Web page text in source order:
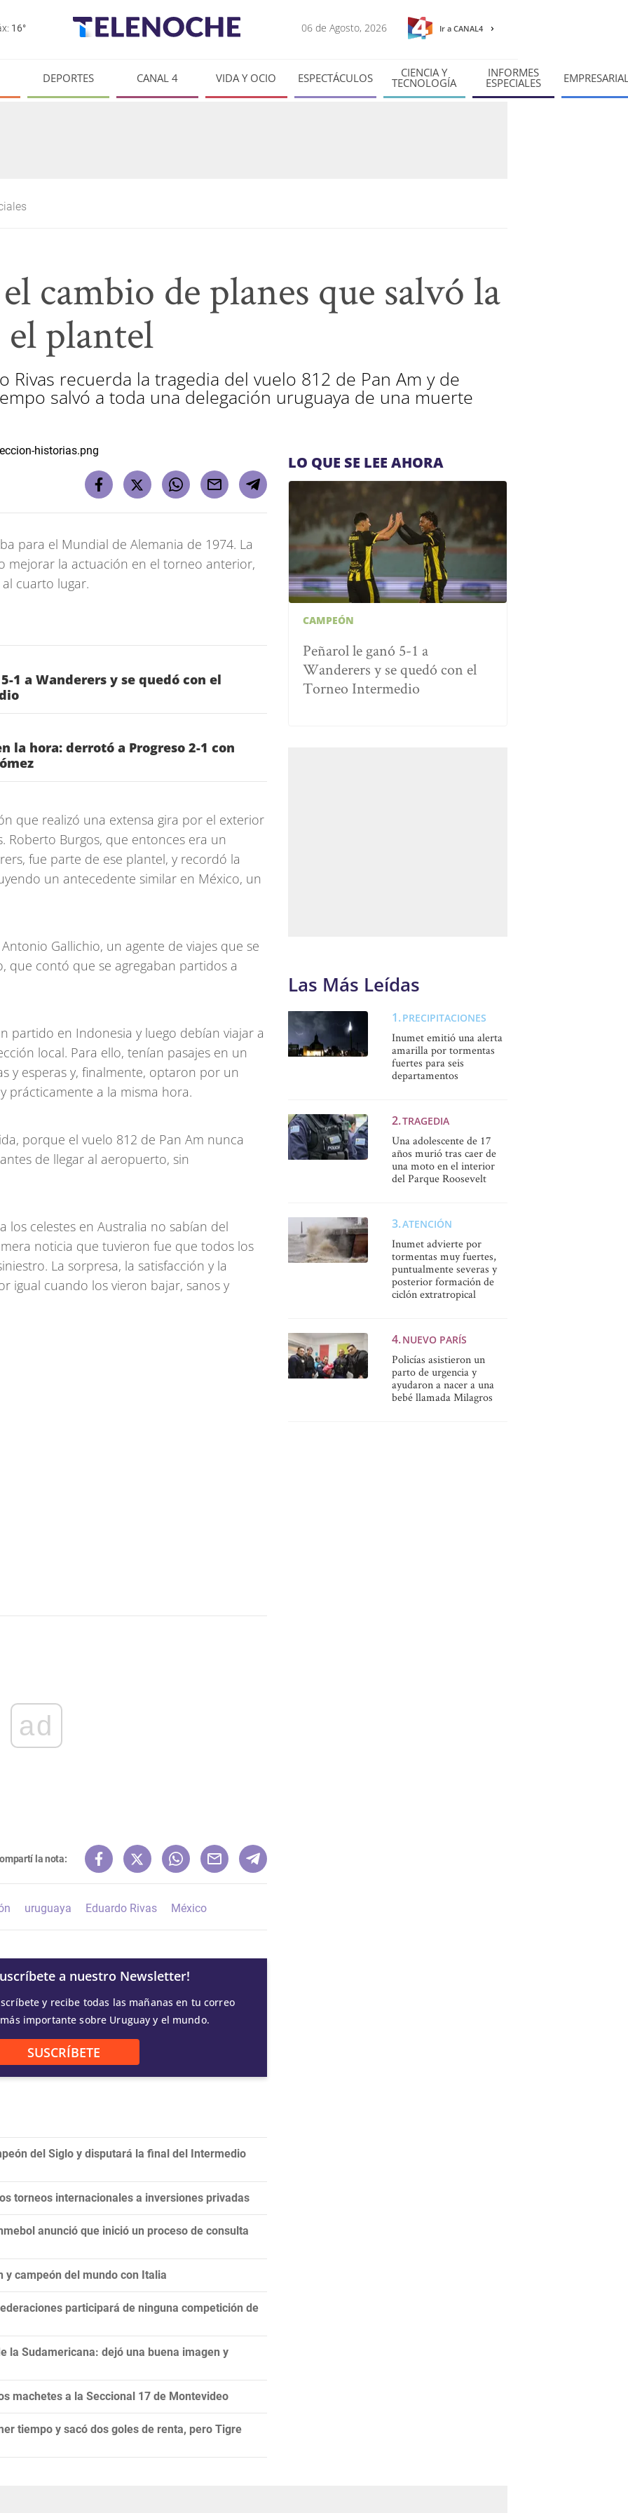
16° 06 de Agosto, 2026 Ir a CANAL4
DEPORTES CANAL 4 VIDA Y OCIO ESPECTÁCULOS CIENCIA Y
TECNOLOGÍA
INFORMES
ESPECIALES
cambio de planes que salvó la
plantel
Rivas recuerda la tragedia del vuelo 812 de Pan Am y de
salvó a toda una delegación uruguaya de una muerte
para el Mundial de Alemania de 1974. La
mejorar la actuación en el torneo anterior,
cuarto lugar.
1 a Wanderers y se quedó con el
la hora: derrotó a Progreso 2-1 con
que realizó una extensa gira por el exterior
Roberto Burgos, que entonces era un
fue parte de ese plantel, y recordó la
un antecedente similar en México, un
Gallichio, un agente de viajes que se
que contó que se agregaban partidos a
partido en Indonesia y luego debían viajar a
local. Para ello, tenían pasajes en un
y esperas y, finalmente, optaron por un
prácticamente a la misma hora.
porque el vuelo 812 de Pan Am nunca
de llegar al aeropuerto, sin
los celestes en Australia no sabían del
noticia que tuvieron fue que todos los
La sorpresa, la satisfacción y la
igual cuando los vieron bajar, sanos y
ad
la nota:
uruguaya Eduardo Rivas México
a nuestro Newsletter!
y recibe todas las mañanas en tu correo
importante sobre Uruguay y el mundo.
SUSCRÍBETE
del Siglo y disputará la final del Intermedio
torneos internacionales a inversiones privadas
anunció que inició un proceso de consulta
y campeón del mundo con Italia
participará de ninguna competición de
la Sudamericana: dejó una buena imagen y
machetes a la Seccional 17 de Montevideo
tiempo y sacó dos goles de renta, pero Tigre
LO QUE SE LEE AHORA
CAMPEÓN
Peñarol le ganó 5-1 a
Wanderers y se quedó con el
Torneo Intermedio
Las Más Leídas
PRECIPITACIONES
Inumet emitió una alerta
amarilla por tormentas
fuertes para seis
departamentos
TRAGEDIA
Una adolescente de 17
años murió tras caer de
una moto en el interior
del Parque Roosevelt
ATENCIÓN
Inumet advierte por
tormentas muy fuertes,
puntualmente severas y
posterior formación de
ciclón extratropical
NUEVO PARÍS
Policías asistieron un
parto de urgencia y
ayudaron a nacer a una
bebé llamada Milagros